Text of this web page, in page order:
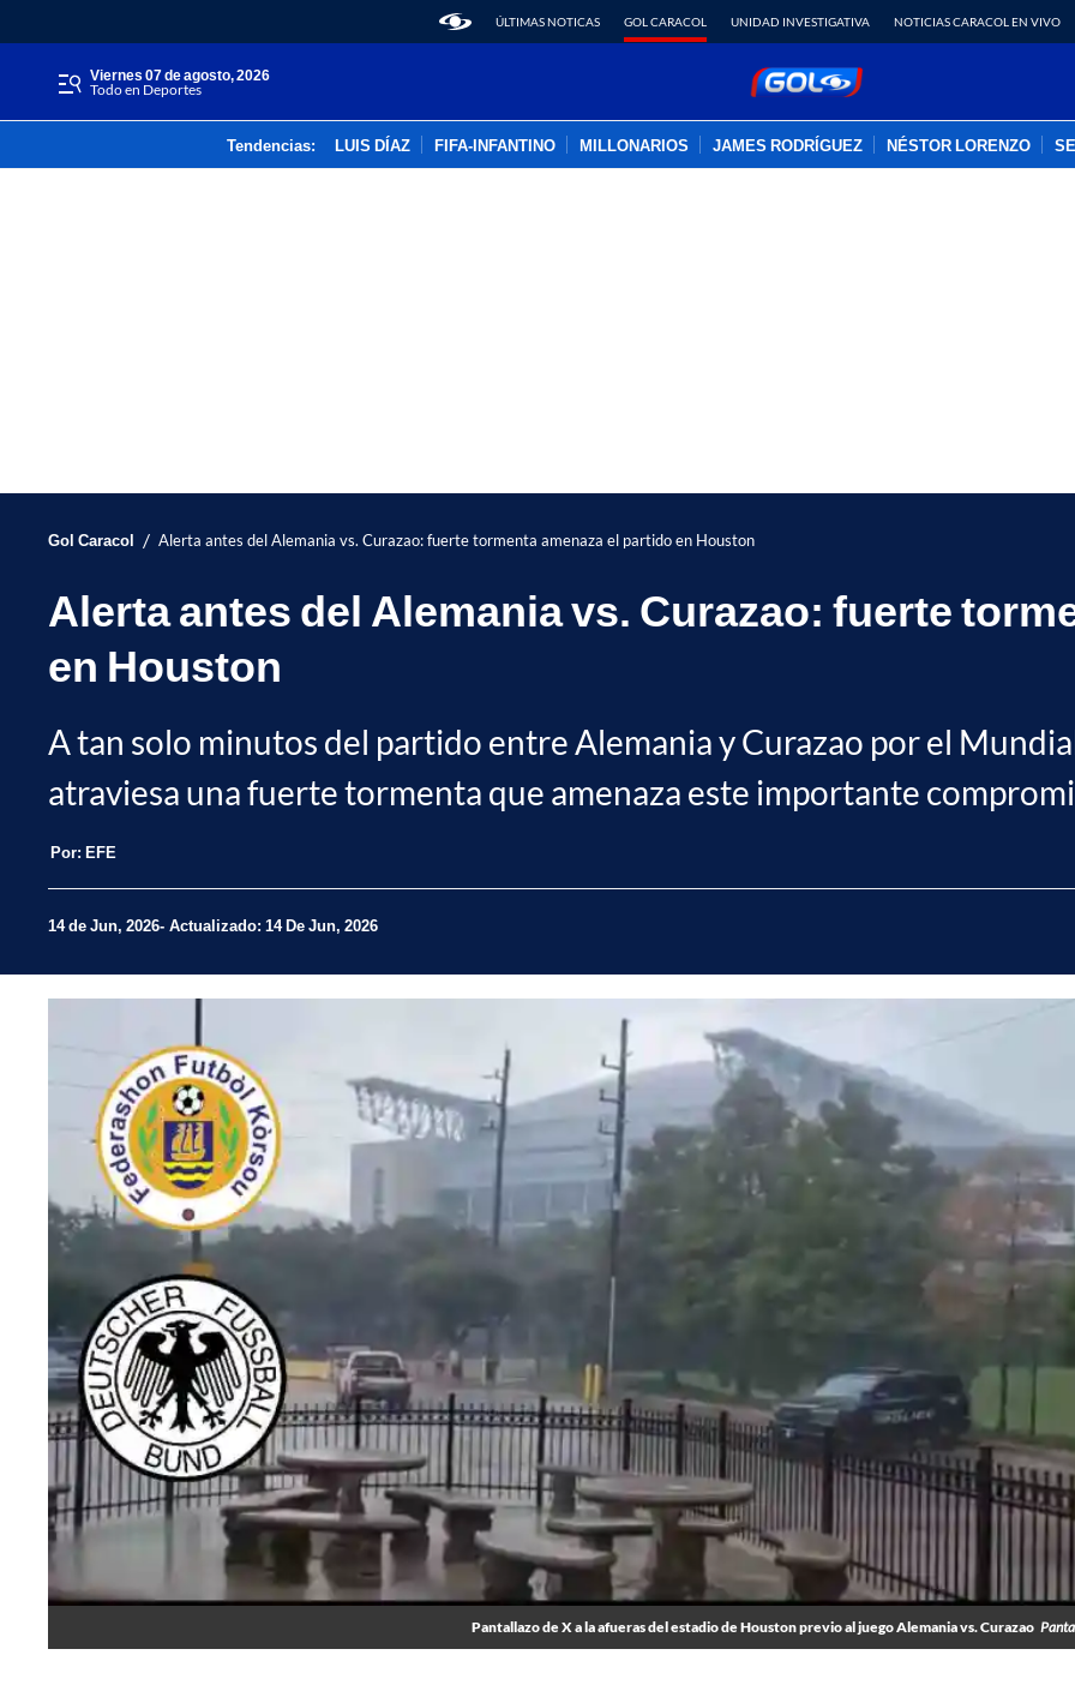
ÚLTIMAS NOTICAS GOL CARACOL UNIDAD INVESTIGATIVA NOTICIAS CARACOL EN VIVO
viernes 07 de agosto, 2026
Todo en Deportes
Tendencias: LUIS DÍAZ FIFA-INFANTINO MILLONARIOS JAMES RODRÍGUEZ NÉSTOR LORENZO
Gol Caracol / Alerta antes del Alemania vs. Curazao: fuerte tormenta amenaza el partido en Houston
Alerta antes del Alemania vs. Curazao: fuerte
en Houston
A tan solo minutos del partido entre Alemania y Curazao por el
atraviesa una fuerte tormenta que amenaza este importante
Por: EFE
14 de Jun, 2026 Actualizado: 14 De Jun, 2026
Pantallazo de X a la afueras del estadio de Houston previo al juego Alemania vs. Curazao